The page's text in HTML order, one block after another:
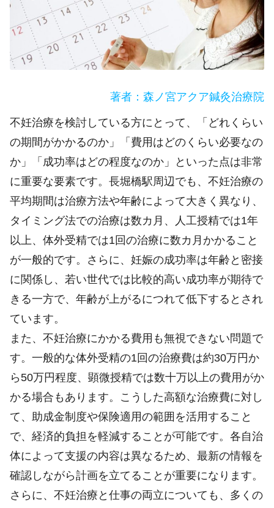
著者：森ノ宮アクア鍼灸治療院
不妊治療を検討している方にとって、「どれくらい
の期間がかかるのか」「費用はどのくらい必要なの
か」「成功率はどの程度なのか」といった点は非常
に重要な要素です。長堀橋駅周辺でも、不妊治療の
平均期間は治療方法や年齢によって大きく異なり、
タイミング法での治療は数カ月、人工授精では1年
以上、体外受精では1回の治療に数カ月かかること
が一般的です。さらに、妊娠の成功率は年齢と密接
に関係し、若い世代では比較的高い成功率が期待で
きる一方で、年齢が上がるにつれて低下するとされ
ています。
また、不妊治療にかかる費用も無視できない問題で
す。一般的な体外受精の1回の治療費は約30万円か
ら50万円程度、顕微授精では数十万以上の費用がか
かる場合もあります。こうした高額な治療費に対し
て、助成金制度や保険適用の範囲を活用すること
で、経済的負担を軽減することが可能です。各自治
体によって支援の内容は異なるため、最新の情報を
確認しながら計画を立てることが重要になります。
さらに、不妊治療と仕事の両立についても、多くの